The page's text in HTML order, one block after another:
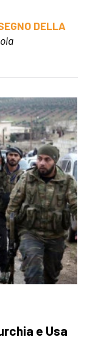
DELLA
e Usa